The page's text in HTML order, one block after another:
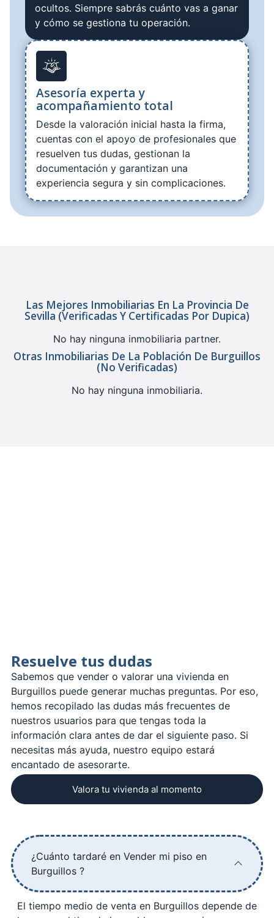
ocultos. Siempre sabrás cuánto vas a ganar
y cómo se gestiona tu operación.
Asesoría experta y
acompañamiento total
Desde la valoración inicial hasta la firma,
cuentas con el apoyo de profesionales que
resuelven tus dudas, gestionan la
documentación y garantizan una
experiencia segura y sin complicaciones.
Las Mejores Inmobiliarias En La Provincia De
Sevilla (verificadas Y Certificadas Por Dupica)
No hay ninguna inmobiliaria partner.
Otras Inmobiliarias De La Población De Burguillos
(no Verificadas)
No hay ninguna inmobiliaria.
Resuelve tus dudas
Sabemos que vender o valorar una vivienda en
Burguillos puede generar muchas preguntas. Por eso,
hemos recopilado las dudas más frecuentes de
nuestros usuarios para que tengas toda la
información clara antes de dar el siguiente paso. Si
necesitas más ayuda, nuestro equipo estará
encantado de asesorarte.
Valora tu vivienda al momento
¿Cuánto tardaré en Vender mi piso en
Burguillos ?
El tiempo medio de venta en Burguillos depende de